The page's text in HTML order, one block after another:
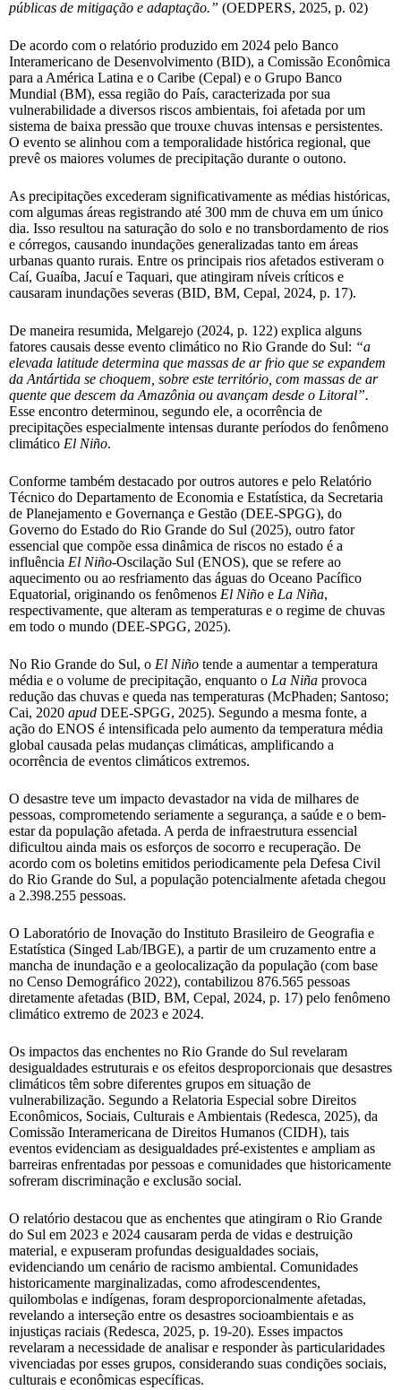
públicas de mitigação e adaptação.” (OEDPERS, 2025, p. 02)
De acordo com o relatório produzido em 2024 pelo Banco
Interamericano de Desenvolvimento (BID), a Comissão Econômica
para a América Latina e o Caribe (Cepal) e o Grupo Banco
Mundial (BM), essa região do País, caracterizada por sua
vulnerabilidade a diversos riscos ambientais, foi afetada por um
sistema de baixa pressão que trouxe chuvas intensas e persistentes.
O evento se alinhou com a temporalidade histórica regional, que
prevê os maiores volumes de precipitação durante o outono.
As precipitações excederam significativamente as médias históricas,
com algumas áreas registrando até 300 mm de chuva em um único
dia. Isso resultou na saturação do solo e no transbordamento de rios
e córregos, causando inundações generalizadas tanto em áreas
urbanas quanto rurais. Entre os principais rios afetados estiveram o
Caí, Guaíba, Jacuí e Taquari, que atingiram níveis críticos e
causaram inundações severas (BID, BM, Cepal, 2024, p. 17).
De maneira resumida, Melgarejo (2024, p. 122) explica alguns
fatores causais desse evento climático no Rio Grande do Sul: “a
elevada latitude determina que massas de ar frio que se expandem
da Antártida se choquem, sobre este território, com massas de ar
quente que descem da Amazônia ou avançam desde o Litoral”.
Esse encontro determinou, segundo ele, a ocorrência de
precipitações especialmente intensas durante períodos do fenômeno
climático El Niño.
Conforme também destacado por outros autores e pelo Relatório
Técnico do Departamento de Economia e Estatística, da Secretaria
de Planejamento e Governança e Gestão (DEE-SPGG), do
Governo do Estado do Rio Grande do Sul (2025), outro fator
essencial que compõe essa dinâmica de riscos no estado é a
influência El Niño-Oscilação Sul (ENOS), que se refere ao
aquecimento ou ao resfriamento das águas do Oceano Pacífico
Equatorial, originando os fenômenos El Niño e La Niña,
respectivamente, que alteram as temperaturas e o regime de chuvas
em todo o mundo (DEE-SPGG, 2025).
No Rio Grande do Sul, o El Niño tende a aumentar a temperatura
média e o volume de precipitação, enquanto o La Niña provoca
redução das chuvas e queda nas temperaturas (McPhaden; Santoso;
Cai, 2020 apud DEE-SPGG, 2025). Segundo a mesma fonte, a
ação do ENOS é intensificada pelo aumento da temperatura média
global causada pelas mudanças climáticas, amplificando a
ocorrência de eventos climáticos extremos.
O desastre teve um impacto devastador na vida de milhares de
pessoas, comprometendo seriamente a segurança, a saúde e o bem-
estar da população afetada. A perda de infraestrutura essencial
dificultou ainda mais os esforços de socorro e recuperação. De
acordo com os boletins emitidos periodicamente pela Defesa Civil
do Rio Grande do Sul, a população potencialmente afetada chegou
a 2.398.255 pessoas.
O Laboratório de Inovação do Instituto Brasileiro de Geografia e
Estatística (Singed Lab/IBGE), a partir de um cruzamento entre a
mancha de inundação e a geolocalização da população (com base
no Censo Demográfico 2022), contabilizou 876.565 pessoas
diretamente afetadas (BID, BM, Cepal, 2024, p. 17) pelo fenômeno
climático extremo de 2023 e 2024.
Os impactos das enchentes no Rio Grande do Sul revelaram
desigualdades estruturais e os efeitos desproporcionais que desastres
climáticos têm sobre diferentes grupos em situação de
vulnerabilização. Segundo a Relatoria Especial sobre Direitos
Econômicos, Sociais, Culturais e Ambientais (Redesca, 2025), da
Comissão Interamericana de Direitos Humanos (CIDH), tais
eventos evidenciam as desigualdades pré-existentes e ampliam as
barreiras enfrentadas por pessoas e comunidades que historicamente
sofreram discriminação e exclusão social.
O relatório destacou que as enchentes que atingiram o Rio Grande
do Sul em 2023 e 2024 causaram perda de vidas e destruição
material, e expuseram profundas desigualdades sociais,
evidenciando um cenário de racismo ambiental. Comunidades
historicamente marginalizadas, como afrodescendentes,
quilombolas e indígenas, foram desproporcionalmente afetadas,
revelando a interseção entre os desastres socioambientais e as
injustiças raciais (Redesca, 2025, p. 19-20). Esses impactos
revelaram a necessidade de analisar e responder às particularidades
vivenciadas por esses grupos, considerando suas condições sociais,
culturais e econômicas específicas.